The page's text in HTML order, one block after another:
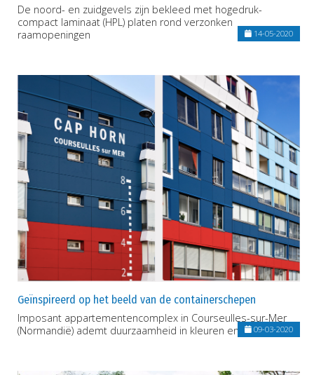
De noord- en zuidgevels zijn bekleed met hogedruk-
compact laminaat (HPL) platen rond verzonken
raamopeningen
14-05-2020
Geïnspireerd op het beeld van de containerschepen
Imposant appartementencomplex in Courseulles-sur-Mer
(Normandië) ademt duurzaamheid in kleuren en ontwerp
09-03-2020